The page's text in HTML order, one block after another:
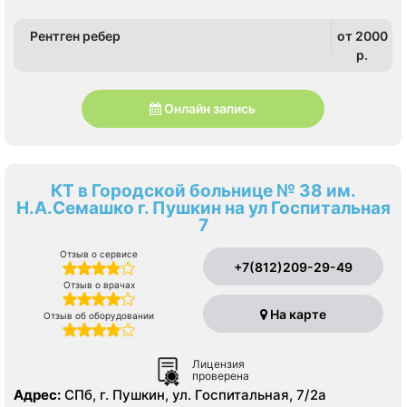
Рентген ребер
от 2000
p.
Онлайн запись
КТ в Городской больнице № 38 им.
Н.А.Семашко г. Пушкин на ул Госпитальная
7
Отзыв о сервисе
Отзыв о врачах
Отзыв об оборудовании
+7(812)209-29-49
На карте
Лицензия
проверена
Адрес: СПб, г. Пушкин, ул. Госпитальная, 7/2а